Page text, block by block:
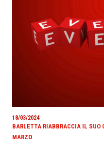
18/03/2024
BARLETTA RIABBRACCIA IL
MARZO